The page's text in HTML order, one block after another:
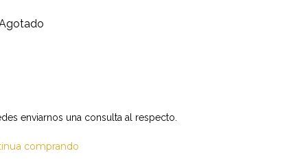
enviarnos una consulta al respecto.
comprando